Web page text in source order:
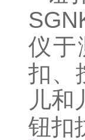
仪于
扣、
儿和
钮扣